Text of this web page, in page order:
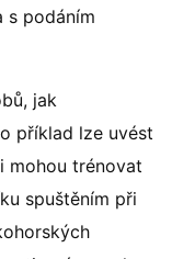
s podáním
jak
příklad lze uvést
mohou trénovat
spuštěním při